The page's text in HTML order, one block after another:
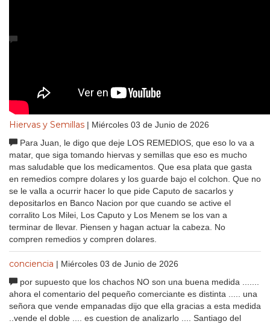
VIVEN DEL ESTADO QUE LE DICEN NO A LOS CHACHOS
JAJAJAJAJA QUE PARADOJA NO??
Hiervas y Semillas | Miércoles 03 de Junio de 2026
Para Juan, le digo que deje LOS REMEDIOS, que eso lo va a
matar, que siga tomando hiervas y semillas que eso es mucho
mas saludable que los medicamentos. Que esa plata que gasta
en remedios compre dolares y los guarde bajo el colchon. Que no
se le valla a ocurrir hacer lo que pide Caputo de sacarlos y
depositarlos en Banco Nacion por que cuando se active el
corralito Los Milei, Los Caputo y Los Menem se los van a
terminar de llevar. Piensen y hagan actuar la cabeza. No
compren remedios y compren dolares.
conciencia | Miércoles 03 de Junio de 2026
por supuesto que los chachos NO son una buena medida .......
ahora el comentario del pequeño comerciante es distinta ..... una
señora que vende empanadas dijo que ella gracias a esta medida
..vende el doble .... es cuestion de analizarlo .... Santiago del